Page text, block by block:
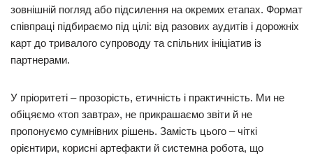
зовнішній погляд або підсилення на окремих етапах. Формат
співпраці підбираємо під цілі: від разових аудитів і дорожніх
карт до тривалого супроводу та спільних ініціатив із
партнерами.
У пріоритеті – прозорість, етичність і практичність. Ми не
обіцяємо «топ завтра», не прикрашаємо звіти й не
пропонуємо сумнівних рішень. Замість цього – чіткі
орієнтири, корисні артефакти й системна робота, що